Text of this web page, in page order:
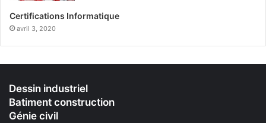
Certifications Informatique
avril 3, 2020
Dessin industriel
Batiment construction
Génie civil